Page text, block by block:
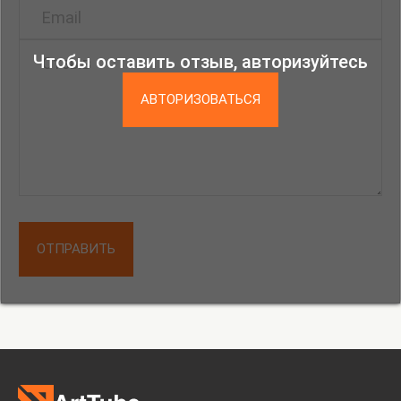
серии пленэрных работ, натурные зарисовки и
ЛЮБОВЬ К ПОЗНАНИЮ – будет воплощена через
серию монументальных полотен «Дорога жизни».
ЛЮБОВЬ К ИСКУССТВУ – будет представлена
через серию копий картин русских и зарубежных
художников, а также через натюрморты.
для общественных мест. Эта идея будет
Чтобы оставить отзыв, авторизуйтесь
АВТОРИЗОВАТЬСЯ
ОТПРАВИТЬ